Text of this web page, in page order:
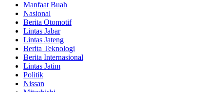
Manfaat Buah
Nasional
Berita Otomotif
Lintas Jabar
Lintas Jateng
Berita Teknologi
Berita Internasional
Lintas Jatim
Politik
Nissan